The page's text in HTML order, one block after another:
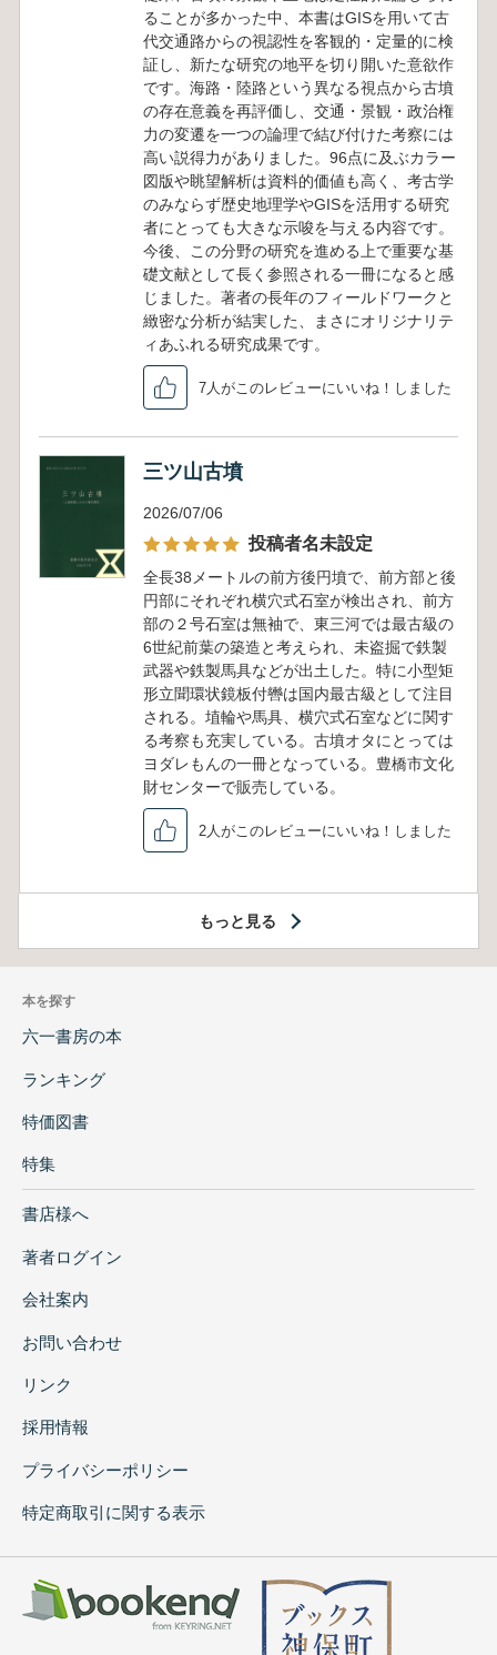
ることが多かった中、本書はGISを用いて古
代交通路からの視認性を客観的・定量的に検
証し、新たな研究の地平を切り開いた意欲作
です。海路・陸路という異なる視点から古墳
の存在意義を再評価し、交通・景観・政治権
力の変遷を一つの論理で結び付けた考察には
高い説得力がありました。96点に及ぶカラー
図版や眺望解析は資料的価値も高く、考古学
のみならず歴史地理学やGISを活用する研究
者にとっても大きな示唆を与える内容です。
今後、この分野の研究を進める上で重要な基
礎文献として長く参照される一冊になると感
じました。著者の長年のフィールドワークと
緻密な分析が結実した、まさにオリジナリテ
ィあふれる研究成果です。
7人がこのレビューにいいね！しました
三ツ山古墳
2026/07/06
投稿者名未設定
全長38メートルの前方後円墳で、前方部と後
円部にそれぞれ横穴式石室が検出され、前方
部の２号石室は無袖で、東三河では最古級の
6世紀前葉の築造と考えられ、未盗掘で鉄製
武器や鉄製馬具などが出土した。特に小型矩
形立聞環状鏡板付轡は国内最古級として注目
される。埴輪や馬具、横穴式石室などに関す
る考察も充実している。古墳オタにとっては
ヨダレもんの一冊となっている。豊橋市文化
財センターで販売している。
2人がこのレビューにいいね！しました
もっと見る
本を探す
六一書房の本
ランキング
特価図書
特集
書店様へ
著者ログイン
会社案内
お問い合わせ
リンク
採用情報
プライバシーポリシー
特定商取引に関する表示